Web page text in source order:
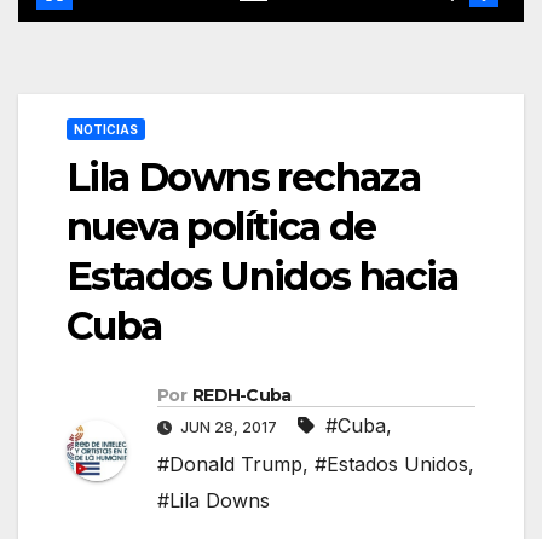
NOTICIAS
Lila Downs rechaza
nueva política de
Estados Unidos hacia
Cuba
Por REDH-Cuba
JUN 28, 2017 #Cuba,
#Donald Trump, #Estados Unidos,
#Lila Downs